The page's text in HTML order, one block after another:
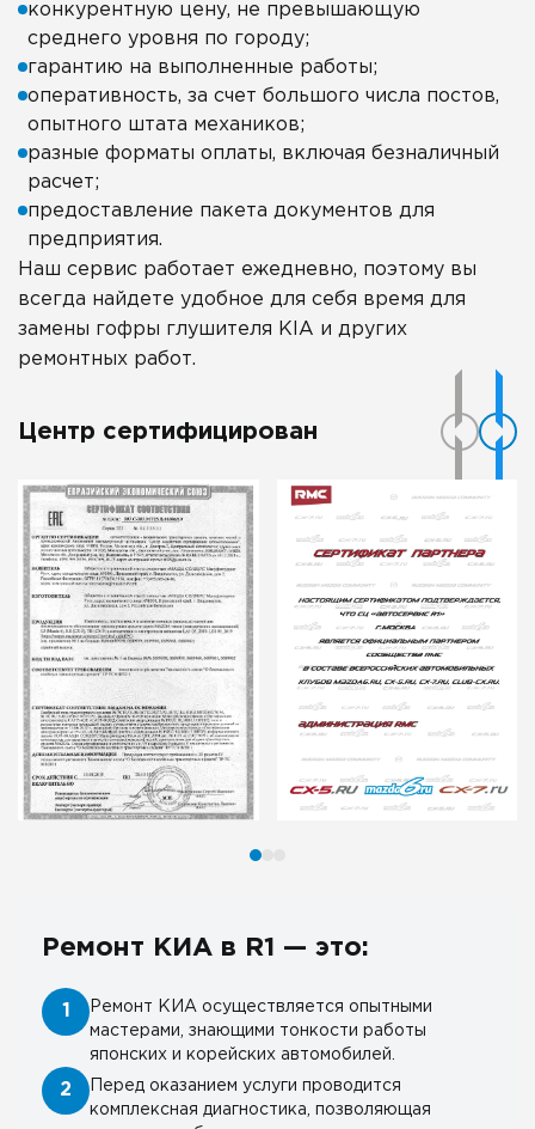
конкурентную цену, не превышающую
среднего уровня по городу;
гарантию на выполненные работы;
оперативность, за счет большого числа постов,
опытного штата механиков;
разные форматы оплаты, включая безналичный
расчет;
предоставление пакета документов для
предприятия.
Наш сервис работает ежедневно, поэтому вы
всегда найдете удобное для себя время для
замены гофры глушителя KIA и других
ремонтных работ.
Центр сертифицирован
Ремонт КИА в R1 — это:
1
Ремонт КИА осуществляется опытными
мастерами, знающими тонкости работы
японских и корейских автомобилей.
2
Перед оказанием услуги проводится
комплексная диагностика, позволяющая